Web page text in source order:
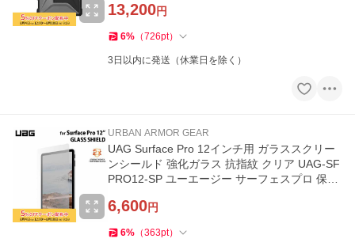
13,200円
6% （726pt）
3日以内に発送（休業日を除く）
URBAN ARMOR GEAR
UAG Surface Pro 12インチ用 ガラススクリー
ンシールド 強化ガラス 抗指紋 クリア UAG-SF
PRO12-SP ユーエージー サーフェスプロ 保護
6,600円
6% （363pt）